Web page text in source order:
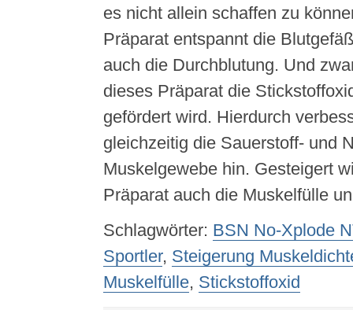
es nicht allein schaffen zu
Präparat entspannt die
auch die Durchblutung. Und
dieses Präparat die
gefördert wird. Hierdurch
gleichzeitig die Sauerstoff- und
Muskelgewebe hin. Gesteigert
Präparat auch die Muskelfülle
Schlagwörter: BSN No-Xplode
Sportler, Steigerung
Muskelfülle, Stickstoffoxid